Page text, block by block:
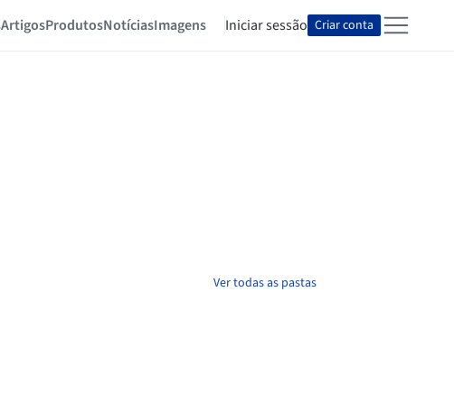
ArtigosProdutosNotíciasImagens Iniciar sessão Criar conta
Ver todas as pastas